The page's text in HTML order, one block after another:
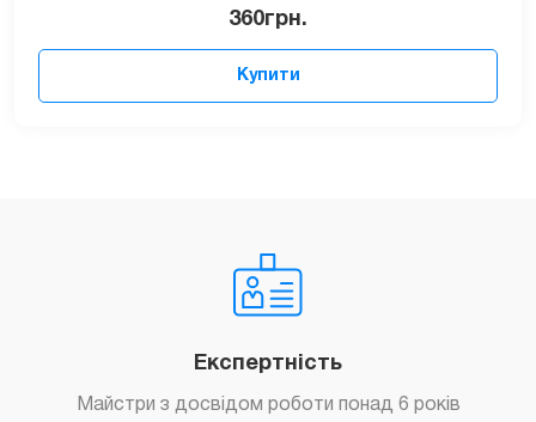
360грн.
Купити
Експертність
Майстри з досвідом роботи понад 6 років